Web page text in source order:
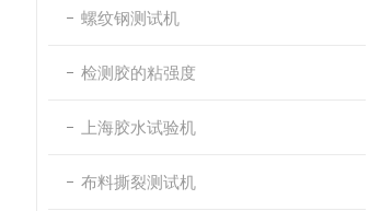
螺纹钢测试机
检测胶的粘强度
上海胶水试验机
布料撕裂测试机